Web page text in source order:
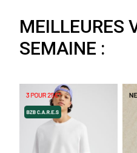
MEILLEURES
SEMAINE :